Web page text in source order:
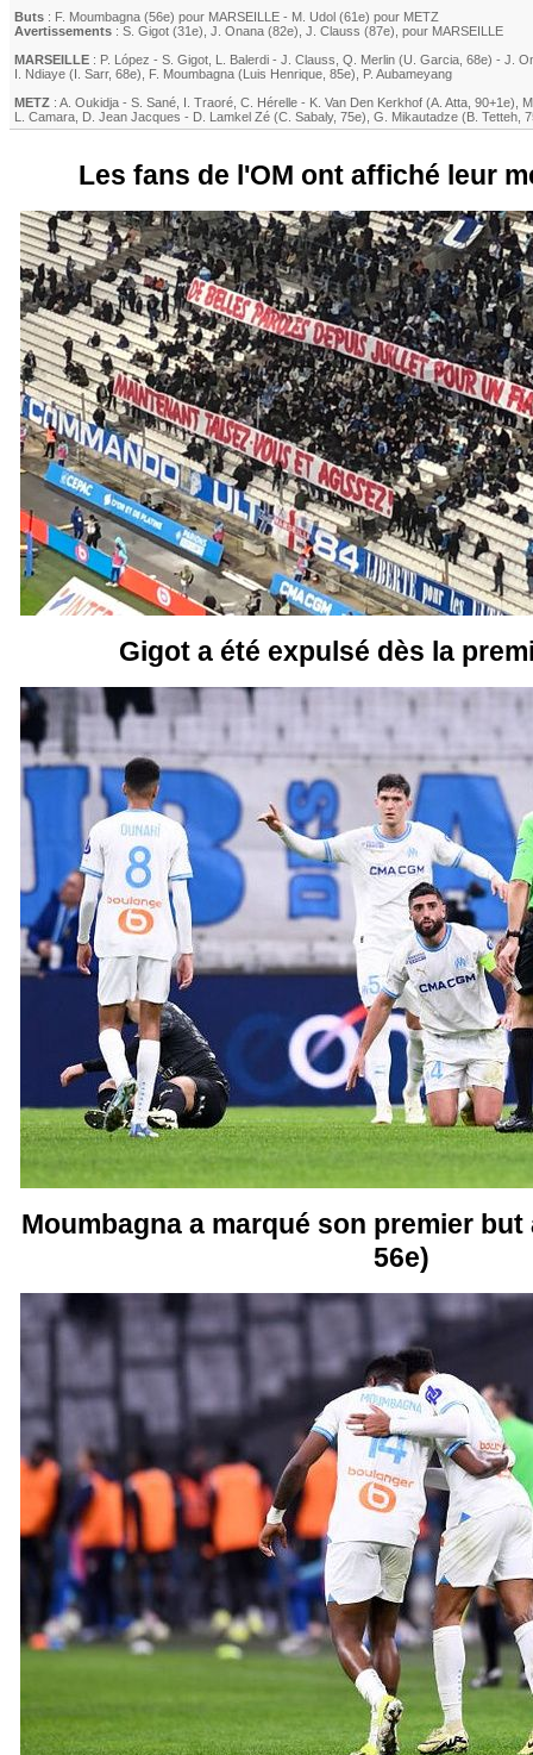
Buts : F. Moumbagna (56e) pour MARSEILLE - M. Udol (61e) pour METZ
Avertissements : S. Gigot (31e) J. Onana (82e) J. Clauss (87e) , pour MARSEILLE
MARSEILLE : P. López - S. Gigot L. Balerdi - J. Clauss Q. Merlin (U. Garcia , 68e) - J.
I. Ndiaye (I. Sarr, 68e) F. Moumbagna (Luis Henrique , 85e)
P. Aubameyang
METZ : A. Oukidja - S. Sané I. Traoré C. Hérelle - K. Van Den Kerkhof (A. Atta , 90+1e)
L. Camara D. Jean Jacques - D. Lamkel Zé (C. Sabaly, 75e) G. Mikautadze (B. Tetteh ,
Les fans de l'OM ont affiché leur
Gigot a été expulsé dès la
Moumbagna a marqué son premier but
56e)